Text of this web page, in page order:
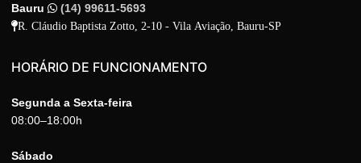
Bauru (14) 99611-5693
R. Cláudio Baptista Zotto, 2-10 - Vila Aviação, Bauru-SP
HORÁRIO DE FUNCIONAMENTO
Segunda a Sexta-feira
08:00–18:00h
Sábado